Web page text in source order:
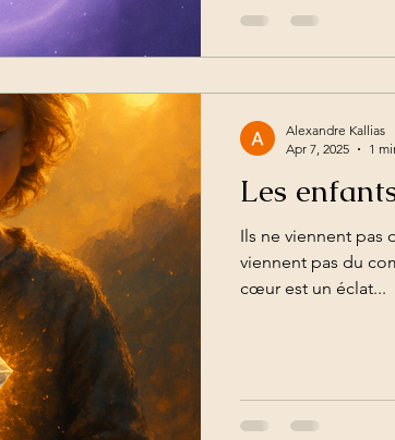
Les
Ils ne viennent pas
viennent pas du
cœur est un éclat...
Alexandre Kallias
Apr 7, 2025
1